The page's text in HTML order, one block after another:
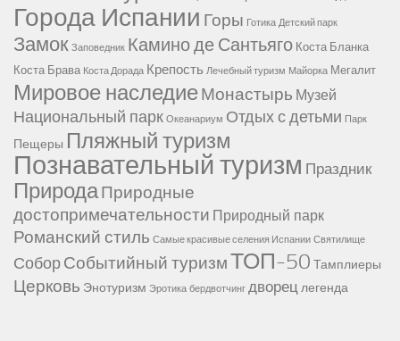
Города Испании Горы Готика Детский парк
Замок Заповедник Камино де Сантьяго Коста Бланка
Коста Брава Коста Дорада Крепость Лечебный туризм Майорка Мегалит
Мировое наследиеМонастырь Музей
Национальный парк Океанариум Отдых с детьми Парк
Пещеры Пляжный туризм
Познавательный туризм Праздник
ПриродаПриродные
достопримечательности Природный парк
Романский стиль Самые красивые селения Испании Святилище
СоборСобытийный туризмТОП-50 Тамплиеры
Церковь Энотуризм Эротика бердвотчинг дворецлегенда